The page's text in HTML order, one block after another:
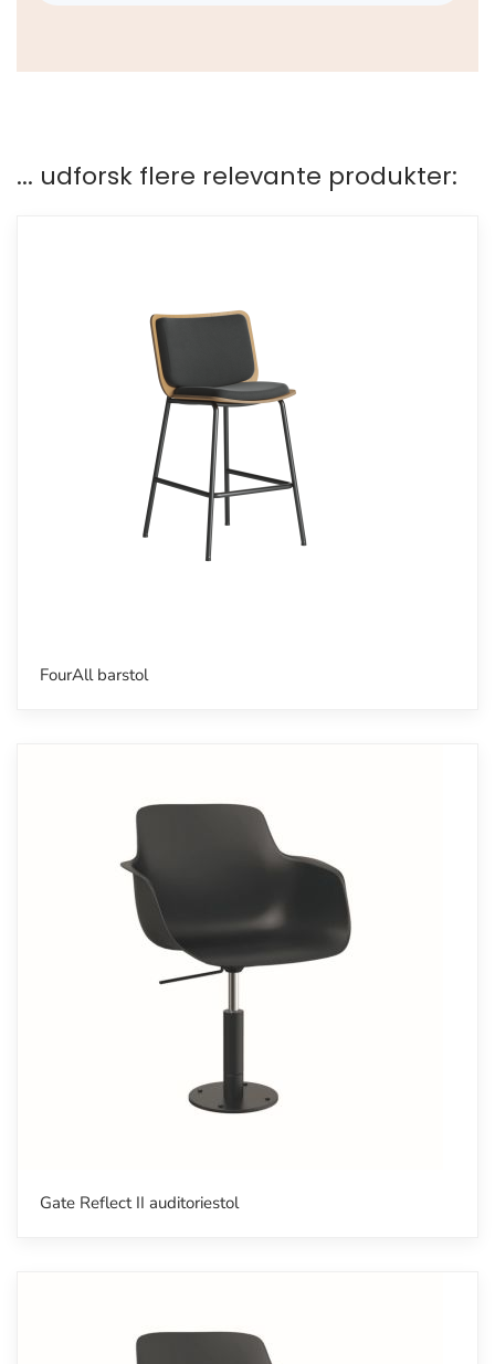
... udforsk flere relevante produkter:
FourAll barstol
Gate Reflect II auditoriestol